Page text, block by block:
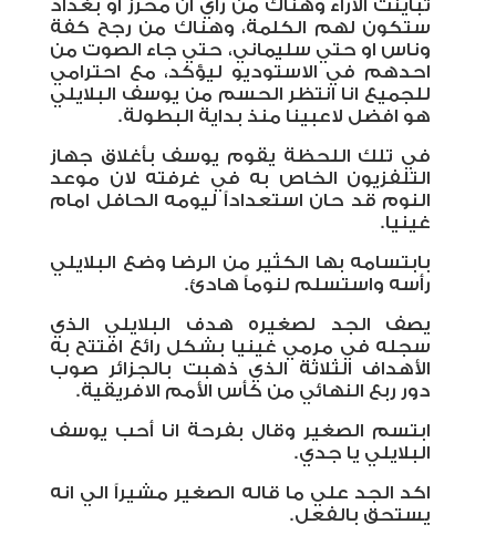
تباينت الآراء وهناك من رأي ان محرز او بغداد
ستكون لهم الكلمة، وهناك من رجح كفة
وناس او حتي سليماني، حتي جاء الصوت من
احدهم في الاستوديو ليؤكد، مع احترامي
للجميع انا انتظر الحسم من يوسف البلايلي
هو افضل لاعبينا منذ بداية البطولة.
في تلك اللحظة يقوم يوسف بأغلاق جهاز
التلفزيون الخاص به في غرفته لان موعد
النوم قد حان استعداداً ليومه الحافل امام
غينيا.
بابتسامه بها الكثير من الرضا وضع البلايلي
رأسه واستسلم لنوماً هادئ.
يصف الجد لصغيره هدف البلايلي الذي
سجله في مرمي غينيا بشكل رائع افتتح به
الأهداف الثلاثة الذي ذهبت بالجزائر صوب
دور ربع النهائي من كأس الأمم الافريقية.
ابتسم الصغير وقال بفرحة انا أحب يوسف
البلايلي يا جدي.
اكد الجد علي ما قاله الصغير مشيراً الي انه
يستحق بالفعل.